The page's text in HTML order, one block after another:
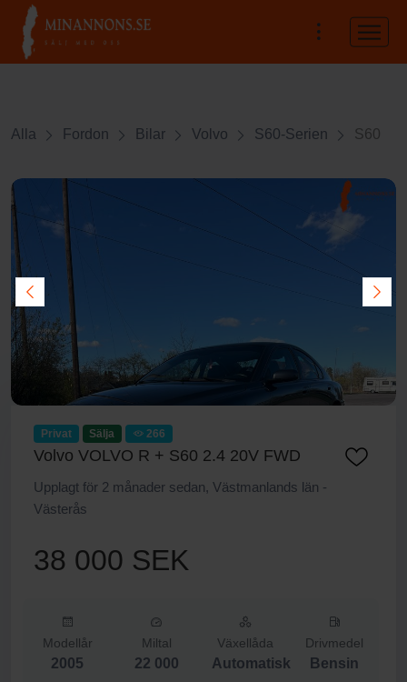
Alla Fordon Bilar Volvo S60-Serien S60
Privat Sälja 266
Volvo VOLVO R + S60 2.4 20V FWD
Upplagt för 2 månader sedan, Västmanlands län -
Västerås
38 000 SEK
Modellår
2005
Miltal
22 000
Växellåda
Automatisk
Drivmedel
Bensin